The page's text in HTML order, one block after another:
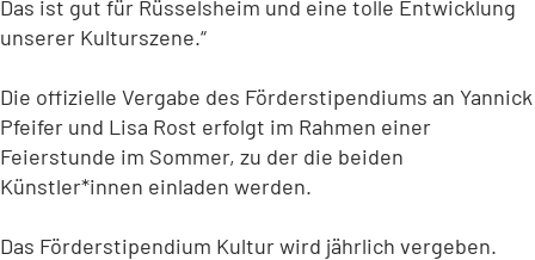
Das ist gut für Rüsselsheim und eine tolle Entwicklung
unserer Kulturszene.“
Die offizielle Vergabe des Förderstipendiums an Yannick
Pfeifer und Lisa Rost erfolgt im Rahmen einer
Feierstunde im Sommer, zu der die beiden
Künstler*innen einladen werden.
Das Förderstipendium Kultur wird jährlich vergeben.